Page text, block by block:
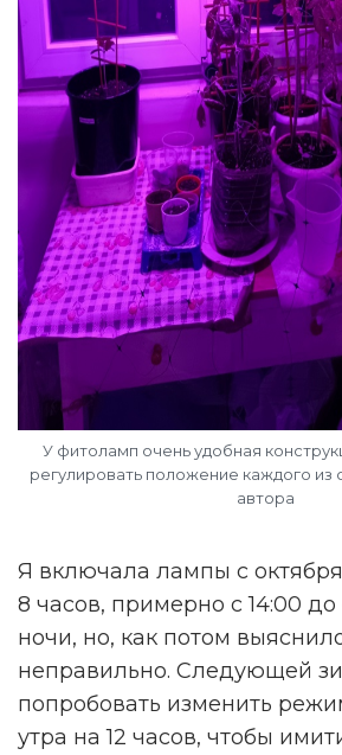
У фитоламп очень удобная
регулировать положение каждого из
автора
Я включала лампы с
8 часов, примерно с 14:00
ночи, но, как потом
неправильно. Следующей
попробовать изменить
утра на 12 часов, чтобы